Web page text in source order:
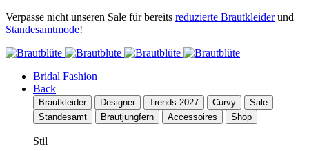
Verpasse nicht unseren Sale für bereits reduzierte Brautkleiderund
Standesamtmode!
Bridal Fashion
Back
Brautkleider Designer Trends 2027 Curvy
Sale
Standesamt
Brautjungfern Accessoires Shop
Stil